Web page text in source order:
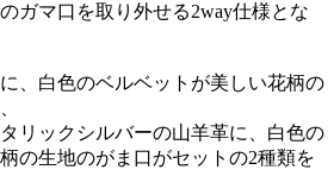
ガマ口を取り外せる2way仕様とな
、白色のベルベットが美しい花柄の
リックシルバーの山羊革に、白色の
の生地のがま口がセットの2種類を